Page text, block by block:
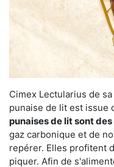
Cimex Lectularius de
punaise de lit est issue
punaises de lit sont
gaz carbonique et de
repérer. Elles profitent
piquer. Afin de